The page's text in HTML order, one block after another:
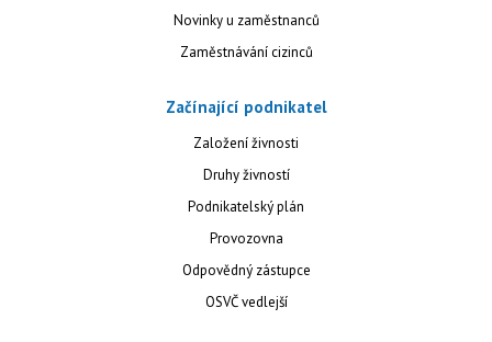
Novinky u zaměstnanců
Zaměstnávání cizinců
Začínající podnikatel
Založení živnosti
Druhy živností
Podnikatelský plán
Provozovna
Odpovědný zástupce
OSVČ vedlejší